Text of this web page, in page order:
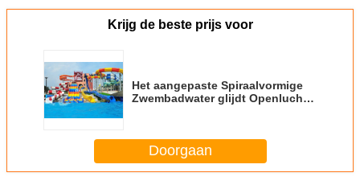
Krijg de beste prijs voor
Het aangepaste Spiraalvormige
Zwembadwater glijdt Openlucht
Doorgaan